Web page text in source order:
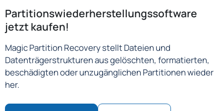
Partitionswiederherstellungssoftware
jetzt kaufen!
Magic Partition Recovery stellt Dateien und
Datenträgerstrukturen aus gelöschten, formatierten,
beschädigten oder unzugänglichen Partitionen wieder
her.